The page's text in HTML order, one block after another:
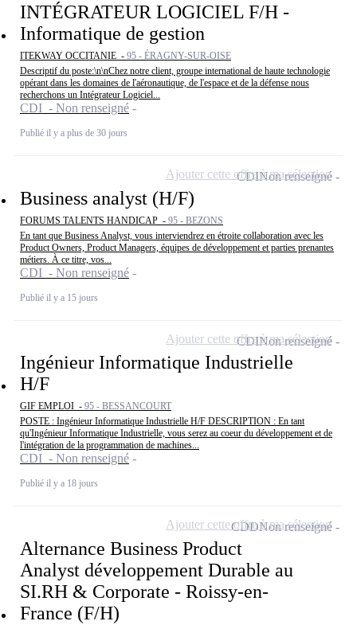
INTÉGRATEUR LOGICIEL F/H -
Informatique de gestion
ITEKWAY OCCITANIE - 95 - ÉRAGNY-SUR-OISE
Descriptif du poste:\n\nChez notre client, groupe international de haute technologie
opérant dans les domaines de l'aéronautique, de l'espace et de la défense nous
recherchons un Intégrateur Logiciel...
CDI - Non renseigné
Publié il y a plus de 30 jours
Business analyst (H/F)
FORUMS TALENTS HANDICAP - 95 - BEZONS
En tant que Business Analyst, vous interviendrez en étroite collaboration avec les
Product Owners, Product Managers, équipes de développement et parties prenantes
métiers. À ce titre, vos...
CDI - Non renseigné
Publié il y a 15 jours
CDINon renseigné
Ajouter cette offre à ma sélection
Ingénieur Informatique Industrielle
H/F
GIF EMPLOI - 95 - BESSANCOURT
POSTE : Ingénieur Informatique Industrielle H/F DESCRIPTION : En tant
qu'Ingénieur Informatique Industrielle, vous serez au coeur du développement et de
l'intégration de la programmation de machines...
CDI - Non renseigné
Publié il y a 18 jours
CDINon renseigné
Ajouter cette offre à ma sélection
Alternance Business Product
Analyst développement Durable au
SI.RH & Corporate - Roissy-en-
France (F/H)
CDDNon renseigné
Ajouter cette offre à ma sélection